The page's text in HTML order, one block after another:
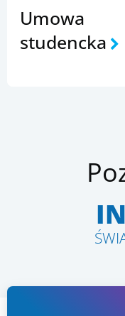
Umowa
studencka